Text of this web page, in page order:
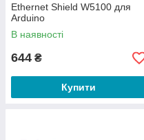
Ethernet Shield W5100 для
Arduino
В наявності
644 ₴
Купити